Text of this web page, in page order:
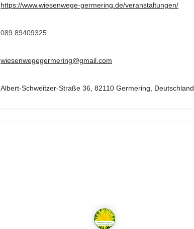
https://www.wiesenwege-germering.de/veranstaltungen/
089 89409325
wiesenwegegermering@gmail.com
Albert-Schweitzer-Straße 36, 82110 Germering, Deutschland